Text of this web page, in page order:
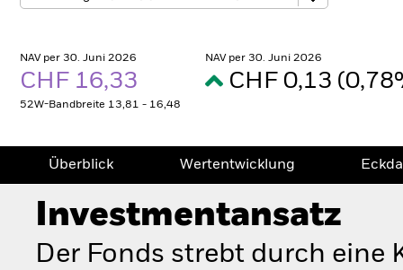
NAV per 30. Juni 2026
CHF 16,33
52W-Bandbreite 13,81 - 16,48
NAV per 30. Juni 2026
CHF 0,13
Überblick Wertentwicklung
Investmentansatz
Der Fonds strebt durch